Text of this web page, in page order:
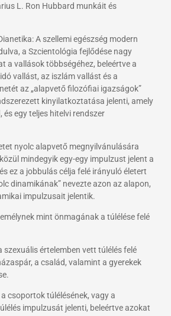
L. Ron Hubbard munkáit és
A szellemi egészség modern
a Szcientológia fejlődése nagy
a vallások többségéhez, beleértve a
vallást, az iszlám vallást és a
az „alapvető filozófiai igazságok”
kinyilatkoztatása jelenti, amely
és egy teljes hitelvi rendszer
nyolc alapvető megnyilvánulására
mindegyik egy-egy impulzust jelent a
ez a jobbulás célja felé irányuló életert
dinamikának” nevezte azon az alapon,
impulzusait jelentik.
mint önmagának a túlélése felé
szexuális értelemben vett túlélés felé
a család, valamint a gyerekek
csoportok túlélésének, vagy a
impulzusát jelenti, beleértve azokat